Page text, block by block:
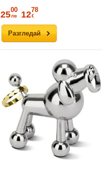
Разгледай
2500
лв 1278
€